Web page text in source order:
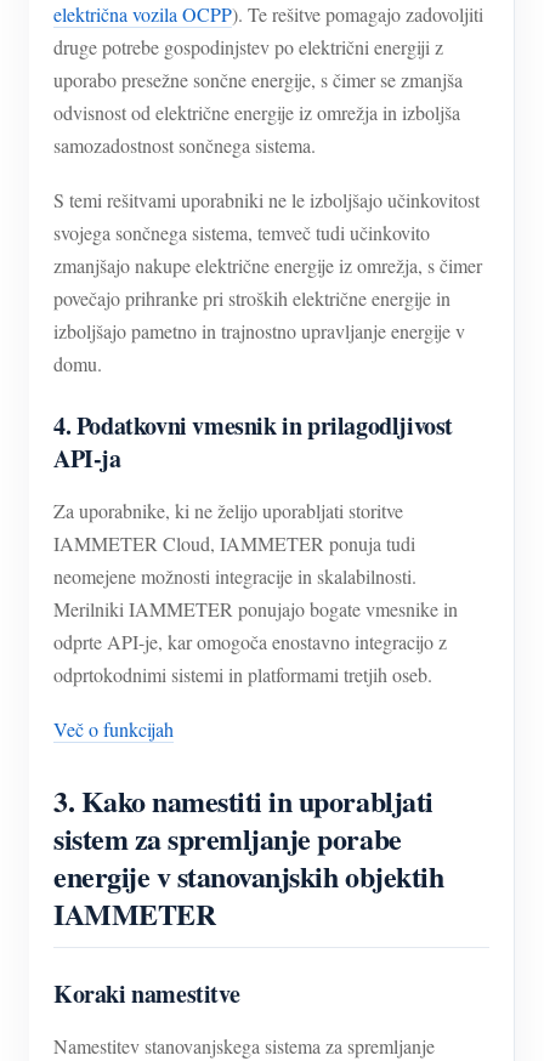
električna vozila OCPP). Te rešitve pomagajo zadovoljiti
druge potrebe gospodinjstev po električni energiji z
uporabo presežne sončne energije, s čimer se zmanjša
odvisnost od električne energije iz omrežja in izboljša
samozadostnost sončnega sistema.
S temi rešitvami uporabniki ne le izboljšajo učinkovitost
svojega sončnega sistema, temveč tudi učinkovito
zmanjšajo nakupe električne energije iz omrežja, s čimer
povečajo prihranke pri stroških električne energije in
izboljšajo pametno in trajnostno upravljanje energije v
domu.
4. Podatkovni vmesnik in prilagodljivost
API-ja
Za uporabnike, ki ne želijo uporabljati storitve
IAMMETER Cloud, IAMMETER ponuja tudi
neomejene možnosti integracije in skalabilnosti.
Merilniki IAMMETER ponujajo bogate vmesnike in
odprte API-je, kar omogoča enostavno integracijo z
odprtokodnimi sistemi in platformami tretjih oseb.
Več o funkcijah
3.Kako namestiti in uporabljati
sistem za spremljanje porabe
energije v stanovanjskih objektih
IAMMETER
Koraki namestitve
Namestitev stanovanjskega sistema za spremljanje